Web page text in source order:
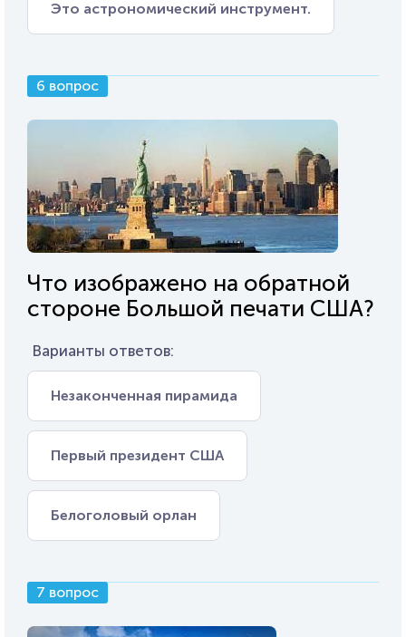
Это астрономический инструмент.
6 вопрос
Что изображено на обратной
стороне Большой печати США?
Варианты ответов:
Незаконченная пирамида
Первый президент США
Белоголовый орлан
7 вопрос